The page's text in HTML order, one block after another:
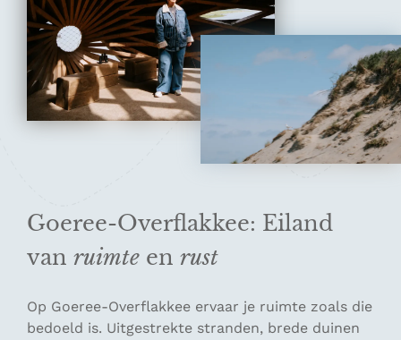
Goeree-Overflakkee: Eiland
van ruimte en rust
Op Goeree-Overflakkee ervaar je ruimte zoals die
bedoeld is. Uitgestrekte stranden, brede duinen